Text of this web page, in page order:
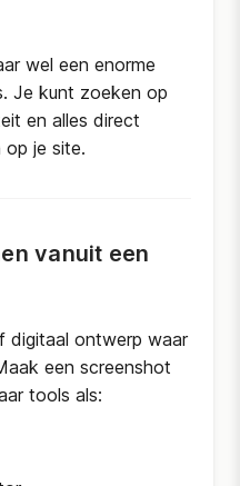
wel een enorme
Je kunt zoeken op
en alles direct
je site.
vanuit een
digitaal ontwerp waar
een screenshot
tools als: